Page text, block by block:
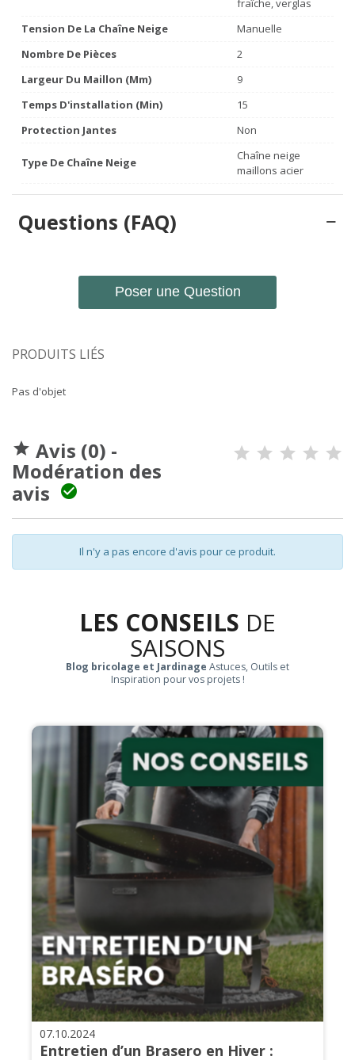
Tension De La Chaîne Neige
Manuelle
Nombre De Pièces
2
Largeur Du Maillon (mm)
9
Temps D'installation (min)
15
Protection Jantes
Non
Type De Chaîne Neige
Chaîne neige
maillons acier
Questions (FAQ)
Poser une Question
PRODUITS LIÉS
Pas d'objet
 Avis (0) -
Modération des
avis

Il n'y a pas encore d'avis pour ce produit.
LES CONSEILS DE
SAISONS
Blog bricolage et Jardinage Astuces, Outils et
Inspiration pour vos projets !
07.10.2024
Entretien d’un Brasero en Hiver :